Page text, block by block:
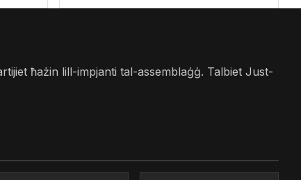
ħażin lill-impjanti tal-assemblaġġ. Talbiet Just-